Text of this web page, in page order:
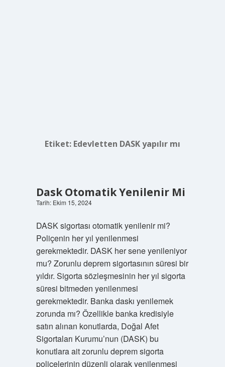
Etiket: Edevletten DASK yapılır mı
Dask Otomatik Yenilenir Mi
Tarih: Ekim 15, 2024
DASK sigortası otomatik yenilenir mi?
Poliçenin her yıl yenilenmesi
gerekmektedir. DASK her sene yenileniyor
mu? Zorunlu deprem sigortasının süresi bir
yıldır. Sigorta sözleşmesinin her yıl sigorta
süresi bitmeden yenilenmesi
gerekmektedir. Banka daskı yenilemek
zorunda mı? Özellikle banka kredisiyle
satın alınan konutlarda, Doğal Afet
Sigortaları Kurumu’nun (DASK) bu
konutlara ait zorunlu deprem sigorta
poliçelerinin düzenli olarak yenilenmesi